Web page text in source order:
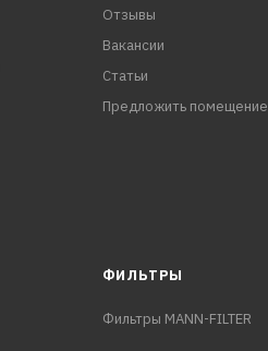
Отзывы
Вакансии
Статьи
Предложить помещение
ФИЛЬТРЫ
Фильтры MANN-FILTER